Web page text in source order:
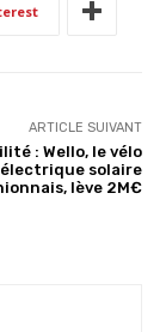
ARTICLE SUIVANT
: Wello, le vélo
solaire
lève 2M€